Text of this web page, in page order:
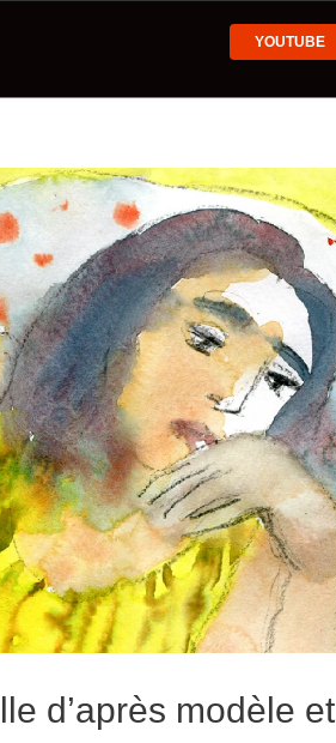
YOUTUBE
d’après modèle et